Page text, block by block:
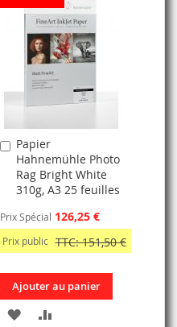
MA
LISTE
D’ENVIE
COMPARATEUR
Papier
Hahnemühle Photo
Rag Bright White
310g, A3 25 feuilles
Prix Spécial 126,25 €
Prix public TTC: 151,50 €
Ajouter
au
panier
Ajouter au panier
AJOUTER